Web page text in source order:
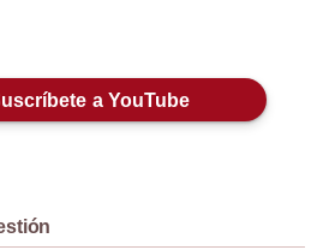
a YouTube